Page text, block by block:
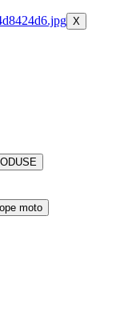
X
moto